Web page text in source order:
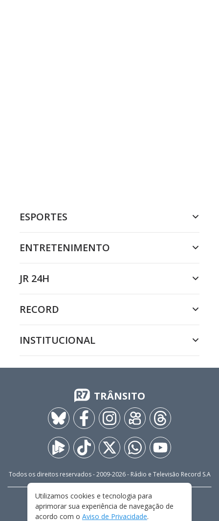
ESPORTES
ENTRETENIMENTO
JR 24H
RECORD
INSTITUCIONAL
TRÂNSITO
Todos os direitos reservados - 2009-2026- Rádio e Televisão Record S.A
FALE CONOSCO
PRIVACIDADE
TERMOS E CONDIÇÕES DE USO
Utilizamos cookies e tecnologia para
aprimorar sua experiência de navegação de
acordo com o Aviso de Privacidade.